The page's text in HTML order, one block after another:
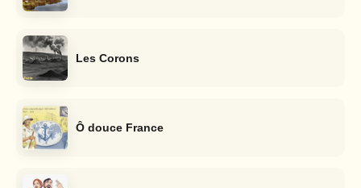
Les Corons
Ô douce France